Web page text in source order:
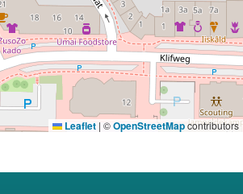
Leaflet | ©OpenStreetMapcontributors